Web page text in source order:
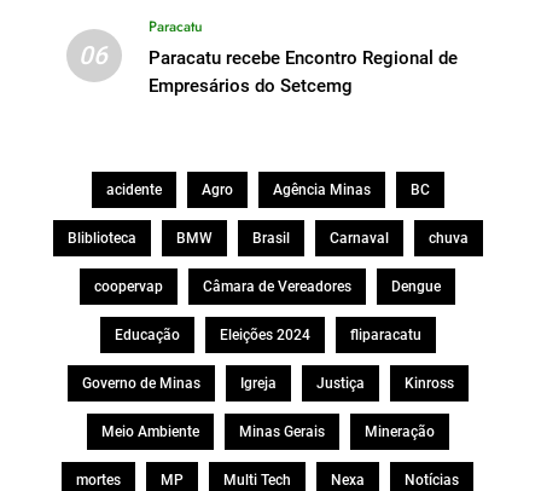
06
Paracatu
Paracatu recebe Encontro Regional de
Empresários do Setcemg
acidente Agro Agência Minas BC
Bliblioteca BMW Brasil Carnaval chuva
coopervap Câmara de Vereadores Dengue
Educação Eleições 2024 fliparacatu
Governo de Minas Igreja Justiça Kinross
Meio Ambiente Minas Gerais Mineração
mortes MP Multi Tech Nexa Notícias